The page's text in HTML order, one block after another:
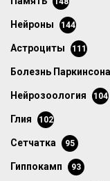
нейроны 144
астроциты 111
болезнь Паркинсона
нейрозоология 104
глия 102
сетчатка 95
гиппокамп 93